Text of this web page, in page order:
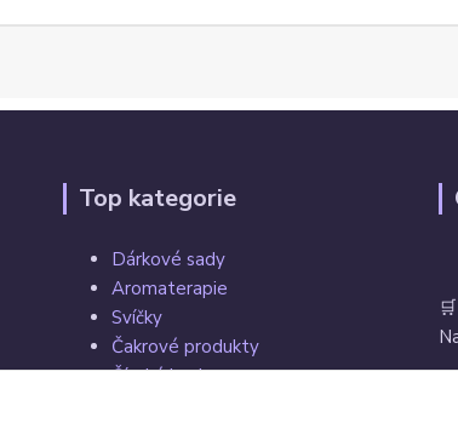
Top kategorie
Dárkové sady
Aromaterapie
Svíčky
Čakrové produkty
Čínské koule